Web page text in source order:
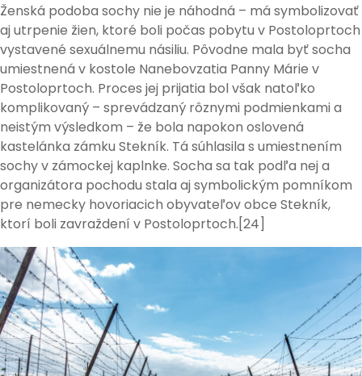
Ženská podoba sochy nie je náhodná – má symbolizovať
aj utrpenie žien, ktoré boli počas pobytu v Postoloprtoch
vystavené sexuálnemu násiliu. Pôvodne mala byť socha
umiestnená v kostole Nanebovzatia Panny Márie v
Postoloprtoch. Proces jej prijatia bol však natoľko
komplikovaný – sprevádzaný rôznymi podmienkami a
neistým výsledkom – že bola napokon oslovená
kastelánka zámku Stekník. Tá súhlasila s umiestnením
sochy v zámockej kaplnke. Socha sa tak podľa nej a
organizátora pochodu stala aj symbolickým pomníkom
pre nemecky hovoriacich obyvateľov obce Stekník,
ktorí boli zavraždení v Postoloprtoch.[24]